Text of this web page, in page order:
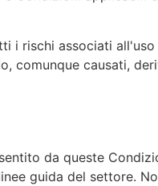
i rischi associati
comunque causati,
da queste
guida del settore.